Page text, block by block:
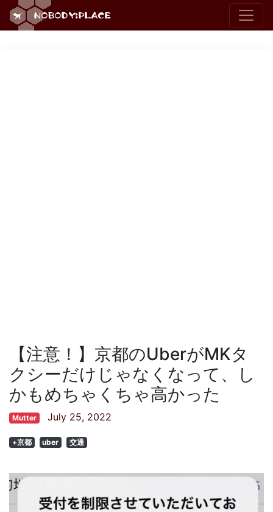
【注意！】京都のUberがMKタ
クシーだけじゃなくなって、し
かもめちゃくちゃ高かった
Mutter July 25, 2022
+京都 uber 交通